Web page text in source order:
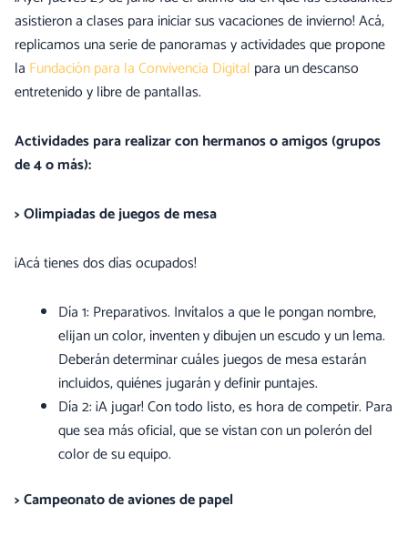
asistieron a clases para iniciar sus vacaciones de invierno! Acá,
replicamos una serie de panoramas y actividades que propone
la Fundación para la Convivencia Digital para un descanso
entretenido y libre de pantallas.
Actividades para realizar con hermanos o amigos (grupos
de 4 o más):
> Olimpiadas de juegos de mesa
¡Acá tienes dos días ocupados!
Día 1: Preparativos. Invítalos a que le pongan nombre,
elijan un color, inventen y dibujen un escudo y un lema.
Deberán determinar cuáles juegos de mesa estarán
incluidos, quiénes jugarán y definir puntajes.
Día 2: ¡A jugar! Con todo listo, es hora de competir. Para
que sea más oficial, que se vistan con un polerón del
color de su equipo.
> Campeonato de aviones de papel